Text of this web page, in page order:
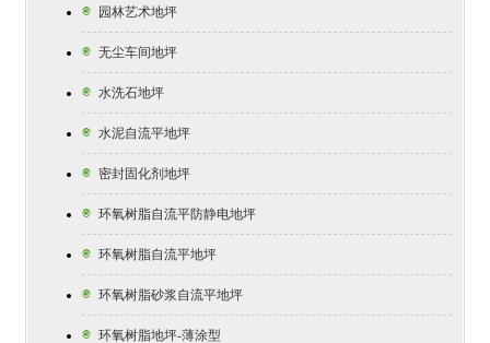
 园林艺术地坪
 无尘车间地坪
 水洗石地坪
 水泥自流平地坪
 密封固化剂地坪
 环氧树脂自流平防静电地坪
 环氧树脂自流平地坪
 环氧树脂砂浆自流平地坪
 环氧树脂地坪-薄涂型